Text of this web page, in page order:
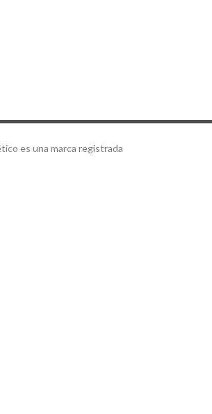
es una marca registrada